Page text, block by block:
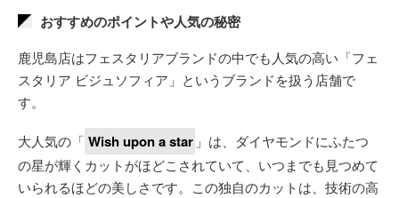
おすすめのポイントや人気の秘密
鹿児島店はフェスタリアブランドの中でも人気の高い「フェ
スタリア ビジュソフィア」というブランドを扱う店舗で
す。
大人気の「 Wish upon a star 」は、ダイヤモンドにふたつ
の星が輝くカットがほどこされていて、いつまでも見つめて
いられるほどの美しさです。この独自のカットは、技術の高